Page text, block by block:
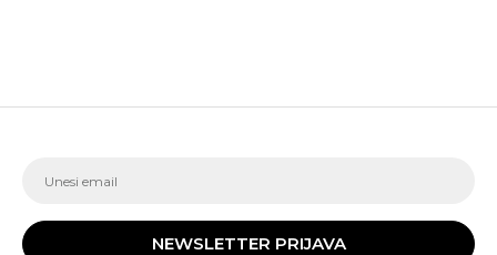
NEWSLETTER PRIJAVA